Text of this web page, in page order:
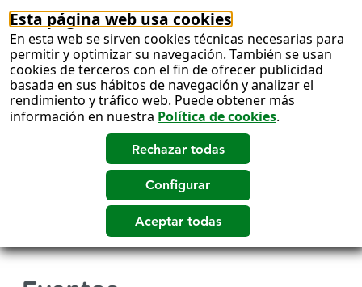
Esta página web usa cookies
En esta web se sirven cookies técnicas necesarias para
permitir y optimizar su navegación. También se usan
cookies de terceros con el fin de ofrecer publicidad
basada en sus hábitos de navegación y analizar el
rendimiento y tráfico web. Puede obtener más
información en nuestra Política de cookies.